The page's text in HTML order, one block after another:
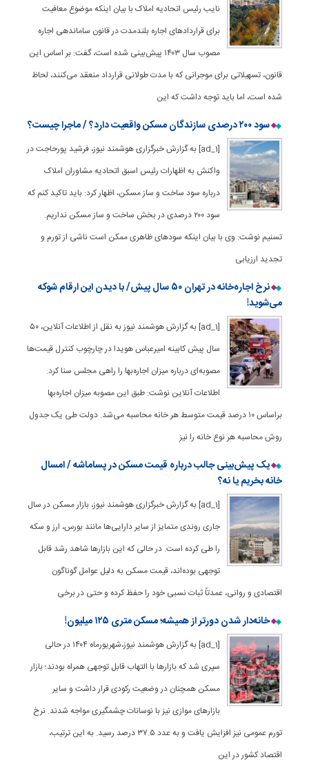
نایب رئیس اتحادیه املاک با بیان اینکه موضوع معافیت
برای قراردادهای اجاره بلندمدت در قانون ساماندهی اجاره
مصوب سال ۱۴۰۳ پیش‌بینی شده است، گفت: بر اساس این
قانون، تسهیلاتی برای موجرانی که با مدت طولانی قرارداد منعقد می‌کنند، لحاظ
شده است، اما باید توجه داشت که این
سود ۲۰۰ درصدی سازندگان مسکن واقعیت دارد؟ / ماجرا چیست؟
[ad_1] به گزارش خبرگزاری هوشمند نیوز، فرشید پورحاجت در
واکنش به اظهارات رئیس اسبق اتحادیه مشاوران املاک
درباره سود ساخت و ساز مسکن، اظهار کرد: باید تاکید کنم که
سود ۲۰۰ درصدی در بخش ساخت و ساز مسکن نداریم.
تسنیم نوشت: وی با بیان اینکه سودهای ظاهری ممکن است ناشی از تورم و
تجدید ارزیابی
نرخ اجاره‌خانه در تهران ۵۰ سال پیش/ با دیدن این ارقام شوکه
می‌شوید!
[ad_1] به گزارش هوشمند نیوز به نقل از اطلاعات آنلاین، ۵۰
سال پیش کابینه امیرعباس هویدا در چارچوب کنترل قیمت‌ها
مصوبه‌ای درباره میزان اجاره‌بها را راهی مجلس سنا کرد.
اطلاعات آنلاین نوشت: طبق این مصوبه میزان اجاره‌بها
براساس ۱۰ درصد قیمت متوسط هر خانه محاسبه می‌شد. دولت طی یک جدول
روش محاسبه هر نوع خانه را نیز
یک پیش‌بینی جالب درباره قیمت مسکن در پساماشه / امسال
خانه بخریم یا نه؟
[ad_1] به گزارش خبرگزاری هوشمند نیوز، بازار مسکن در سال
جاری روندی متمایز از سایر دارایی‌ها مانند بورس، ارز و سکه
را طی کرده است. در حالی که این بازارها شاهد رشد قابل
توجهی بوده‌اند، قیمت مسکن به دلیل عوامل گوناگون
اقتصادی و روانی، عمدتاً ثبات نسبی خود را حفظ کرده و حتی در برخی
خانه‌دار شدن دورتر از همیشه؛ مسکن متری ۱۲۵ میلیون!
[ad_1] به گزارش هوشمند نیوز،شهریورماه ۱۴۰۴ در حالی
سپری شد که بازارها با التهاب قابل توجهی همراه بودند؛ بازار
مسکن همچنان در وضعیت رکودی قرار داشت و سایر
بازارهای موازی نیز با نوسانات چشمگیری مواجه شدند. نرخ
تورم عمومی نیز افزایش یافت و به عدد ۳۷.۵ درصد رسید. به این ترتیب،
اقتصاد کشور در این